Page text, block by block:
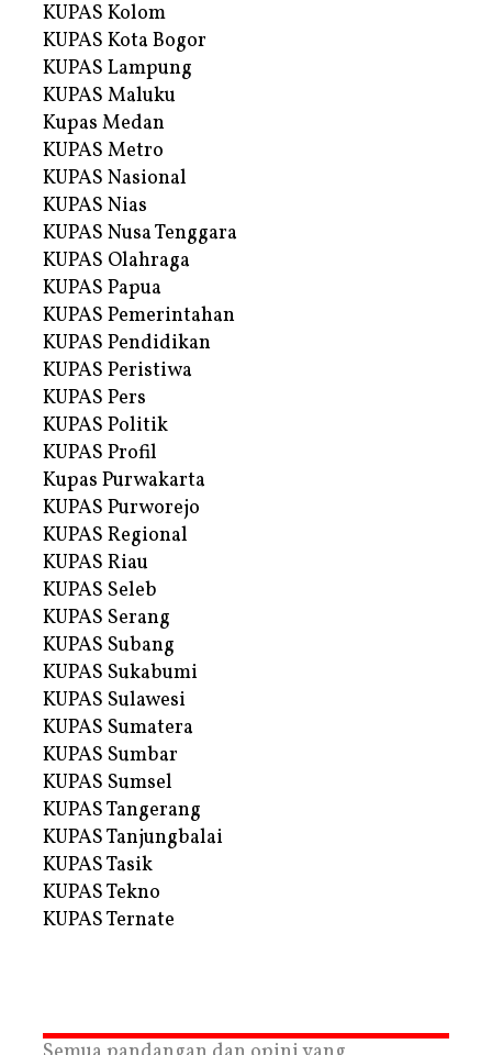
KUPAS Kolom
KUPAS Kota Bogor
KUPAS Lampung
KUPAS Maluku
Kupas Medan
KUPAS Metro
KUPAS Nasional
KUPAS Nias
KUPAS Nusa Tenggara
KUPAS Olahraga
KUPAS Papua
KUPAS Pemerintahan
KUPAS Pendidikan
KUPAS Peristiwa
KUPAS Pers
KUPAS Politik
KUPAS Profil
Kupas Purwakarta
KUPAS Purworejo
KUPAS Regional
KUPAS Riau
KUPAS Seleb
KUPAS Serang
KUPAS Subang
KUPAS Sukabumi
KUPAS Sulawesi
KUPAS Sumatera
KUPAS Sumbar
KUPAS Sumsel
KUPAS Tangerang
KUPAS Tanjungbalai
KUPAS Tasik
KUPAS Tekno
KUPAS Ternate